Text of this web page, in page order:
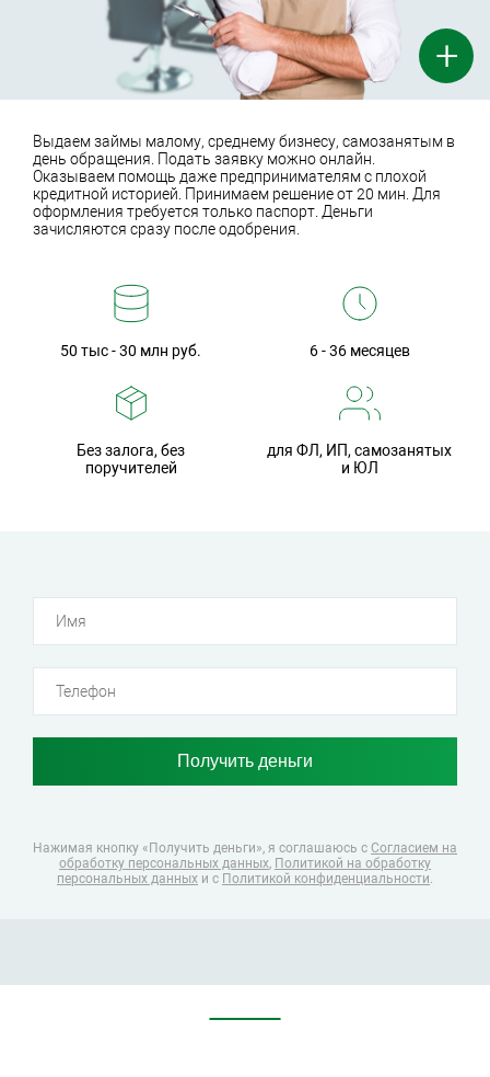
+
Выдаем займы малому, среднему бизнесу, самозанятым в
день обращения. Подать заявку можно онлайн.
Оказываем помощь даже предпринимателям с плохой
кредитной историей. Принимаем решение от 20 мин. Для
оформления требуется только паспорт. Деньги
зачисляются сразу после одобрения.
50 тыс - 30 млн руб. 6 - 36 месяцев
Без залога, без
поручителей
для ФЛ, ИП, самозанятых
и ЮЛ
Нажимая кнопку «Получить деньги», я соглашаюсь с Согласием на
обработку персональных данных, Политикой на обработку
персональных данных и с Политикой конфиденциальности.